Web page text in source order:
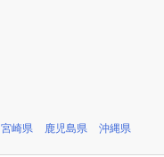
宮崎県 鹿児島県 沖縄県